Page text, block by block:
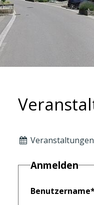
Veranstaltungen
Anmelden
Benutzername